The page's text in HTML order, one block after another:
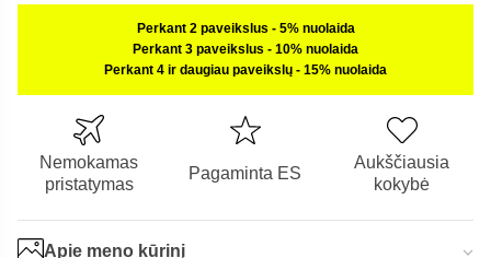
Perkant 2 paveikslus - 5% nuolaida
Perkant 3 paveikslus - 10% nuolaida
Perkant 4 ir daugiau paveikslų - 15% nuolaida
Nemokamas
pristatymas
Pagaminta ES
Aukščiausia
kokybė
Apie meno kūrinį